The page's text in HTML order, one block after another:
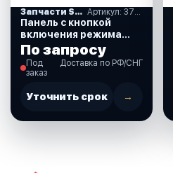
Запчасти SUZUKI
Панель с кнопкой
включения режима
Troll (троллинг) для
Suzuki DF40-350 л.с.
(37860-87L00-000)
По запросу
Под
заказ
Доставка по РФ/СНГ
Уточнить срок →